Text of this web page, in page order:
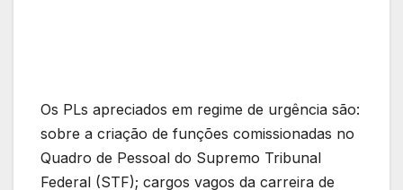
Os PLs apreciados em regime de urgência são:
sobre a criação de funções comissionadas no
Quadro de Pessoal do Supremo Tribunal
Federal (STF); cargos vagos da carreira de